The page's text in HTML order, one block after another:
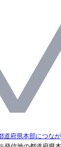
道府県本部につな